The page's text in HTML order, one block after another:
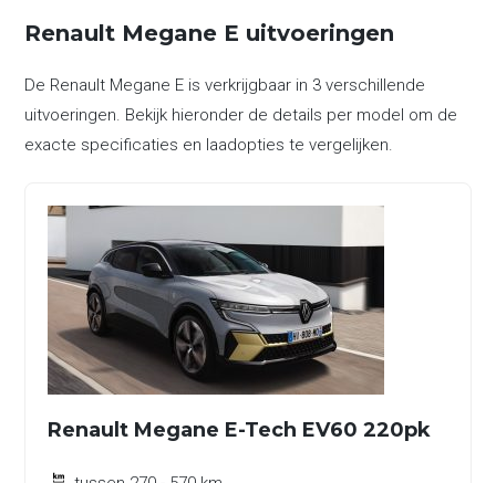
Renault Megane E uitvoeringen
De Renault Megane E is verkrijgbaar in 3 verschillende
uitvoeringen. Bekijk hieronder de details per model om de
exacte specificaties en laadopties te vergelijken.
Renault Megane E-Tech EV60 220pk